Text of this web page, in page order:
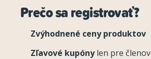
Prečo sa registrovať?
Zvýhodnené ceny produktov
Zľavové kupónylen pre členov